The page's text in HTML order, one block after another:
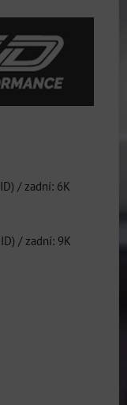
/ zadní: 6K
/ zadní: 9K